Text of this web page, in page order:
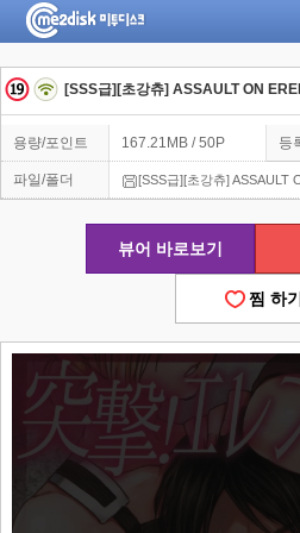
용량/포인트 167.21MB / 50P 등
파일/폴더 [SSS급][초강츄] ASSAULT
뷰어 바로보기
찜 하기